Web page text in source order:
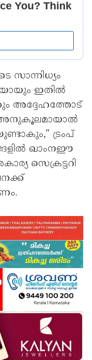
സാന്നിധ്യം
ഇതിൽ
അദ്ദേഹത്തോട്
അനുകൂലമായാൽ
ട്രംപ്
ഖാംനഈ
സെക്രട്ടറി